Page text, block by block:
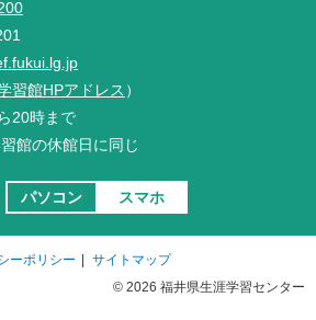
習館HPアドレス ）
20時まで
館の休館日に同じ
パソコン スマホ
ーポリシー
サイトマップ
© 2026 福井県生涯学習センター